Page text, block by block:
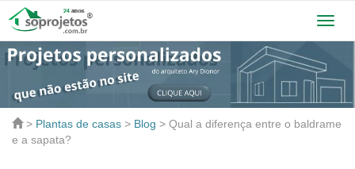
> Plantas de casas > Blog > Qual a diferença entre o baldrame
e a sapata?